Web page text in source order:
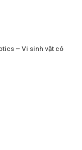
– Vi sinh vật có